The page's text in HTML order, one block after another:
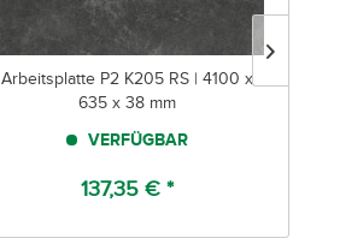
Arbeitsplatte P2 K205 RS | 4100 x
635 x 38 mm
VERFÜGBAR
137,35 € *